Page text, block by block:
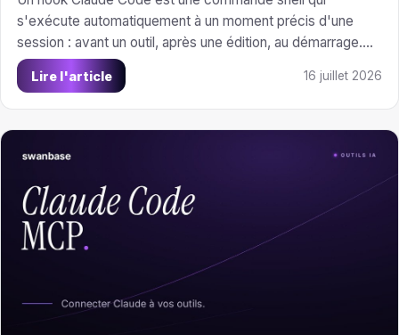
s'exécute automatiquement à un moment précis d'une
session : avant un outil, après une édition, au démarrage.
Les types de hooks, comment les configurer dans
settings.json, et cinq hooks prêts à copier.
Lire l'article 16 juillet 2026